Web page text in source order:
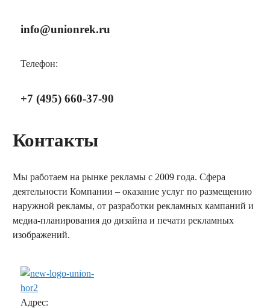
info@unionrek.ru
Телефон:
+7 (495) 660-37-90
Контакты
Мы работаем на рынке рекламы с 2009 года. Сфера
деятельности Компании – оказание услуг по размещению
наружной рекламы, от разработки рекламных кампаний и
медиа-планирования до дизайна и печати рекламных
изображений.
Адрес: